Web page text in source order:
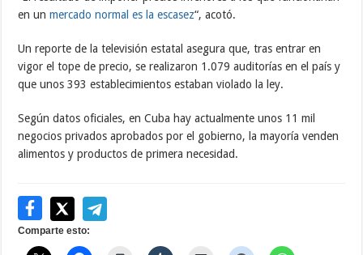
en unmercado normal es la escasez“, acotó.
Un reporte de la televisión estatal asegura que, tras entrar en
vigor el tope de precio, se realizaron 1.079 auditorías en el país y
que unos 393 establecimientos estaban violado la ley.
Según datos oficiales, en Cuba hay actualmente unos 11 mil
negocios privados aprobados por el gobierno, la mayoría venden
alimentos y productos de primera necesidad.
Comparte esto: